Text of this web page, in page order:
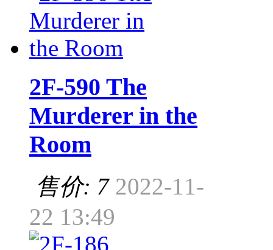
2F-590 The
Murderer in the
Room
售价: 7 2022-11-
22 13:49